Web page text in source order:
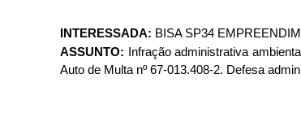
INTERESSADA: BISA SP34
ASSUNTO: Infração administrativa
Auto de Multa nº 67-013.408-2. Defesa